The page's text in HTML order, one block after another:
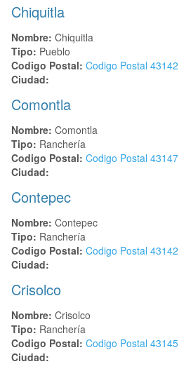
Chiquitla
Nombre: Chiquitla
Tipo: Pueblo
Codigo Postal: Codigo Postal 43142
Ciudad:
Comontla
Nombre: Comontla
Tipo: Ranchería
Codigo Postal: Codigo Postal 43147
Ciudad:
Contepec
Nombre: Contepec
Tipo: Ranchería
Codigo Postal: Codigo Postal 43142
Ciudad:
Crisolco
Nombre: Crisolco
Tipo: Ranchería
Codigo Postal: Codigo Postal 43145
Ciudad: